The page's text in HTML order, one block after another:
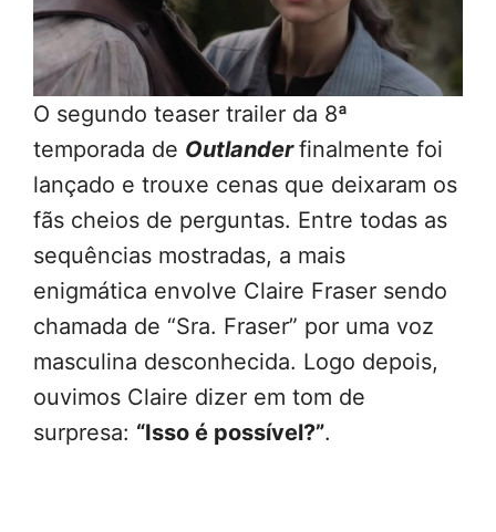
O segundo teaser trailer da 8ª
temporada de Outlander finalmente foi
lançado e trouxe cenas que deixaram os
fãs cheios de perguntas. Entre todas as
sequências mostradas, a mais
enigmática envolve Claire Fraser sendo
chamada de “Sra. Fraser” por uma voz
masculina desconhecida. Logo depois,
ouvimos Claire dizer em tom de
surpresa: “Isso é possível?”.